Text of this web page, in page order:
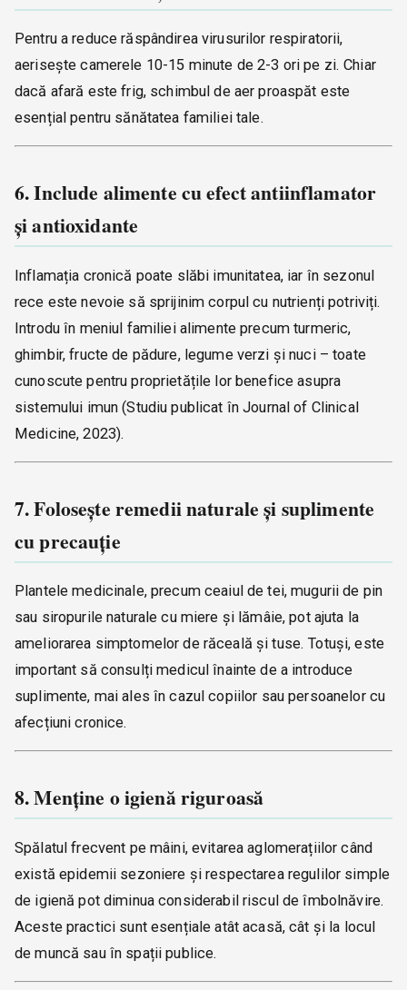
Pentru a reduce răspândirea virusurilor respiratorii,
aerisește camerele 10-15 minute de 2-3 ori pe zi. Chiar
dacă afară este frig, schimbul de aer proaspăt este
esențial pentru sănătatea familiei tale.
6. Include alimente cu efect antiinflamator
și antioxidante
Inflamația cronică poate slăbi imunitatea, iar în sezonul
rece este nevoie să sprijinim corpul cu nutrienți potriviți.
Introdu în meniul familiei alimente precum turmeric,
ghimbir, fructe de pădure, legume verzi și nuci – toate
cunoscute pentru proprietățile lor benefice asupra
sistemului imun (Studiu publicat în Journal of Clinical
Medicine, 2023).
7. Folosește remedii naturale și suplimente
cu precauție
Plantele medicinale, precum ceaiul de tei, mugurii de pin
sau siropurile naturale cu miere și lămâie, pot ajuta la
ameliorarea simptomelor de răceală și tuse. Totuși, este
important să consulți medicul înainte de a introduce
suplimente, mai ales în cazul copiilor sau persoanelor cu
afecțiuni cronice.
8. Menține o igienă riguroasă
Spălatul frecvent pe mâini, evitarea aglomerațiilor când
există epidemii sezoniere și respectarea regulilor simple
de igienă pot diminua considerabil riscul de îmbolnăvire.
Aceste practici sunt esențiale atât acasă, cât și la locul
de muncă sau în spații publice.